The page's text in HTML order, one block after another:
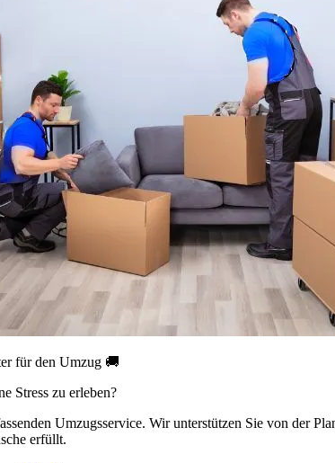
für den Umzug 🚚
Stress zu erleben?
Umzugsservice. Wir unterstützen Sie von der
erfüllt.